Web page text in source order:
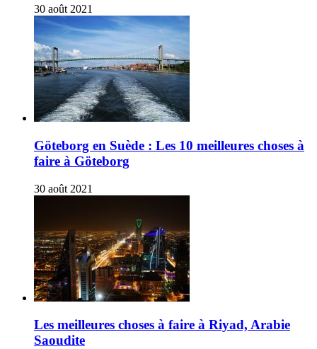
30 août 2021
Göteborg en Suède : Les 10 meilleures choses à
faire à Göteborg
30 août 2021
Les meilleures choses à faire à Riyad, Arabie
Saoudite